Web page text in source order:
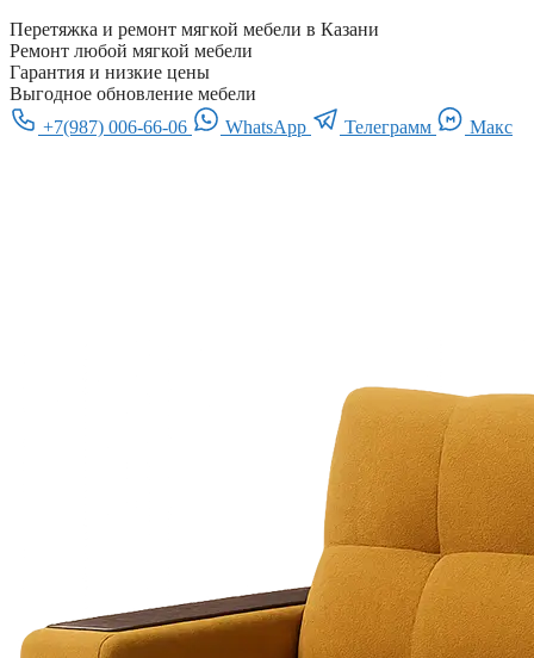
Перетяжка и ремонт мягкой мебели в Казани
Ремонт любой мягкой мебели
Гарантия и низкие цены
Выгодное обновление мебели
+7(987) 006-66-06
WhatsApp Телеграмм Макс